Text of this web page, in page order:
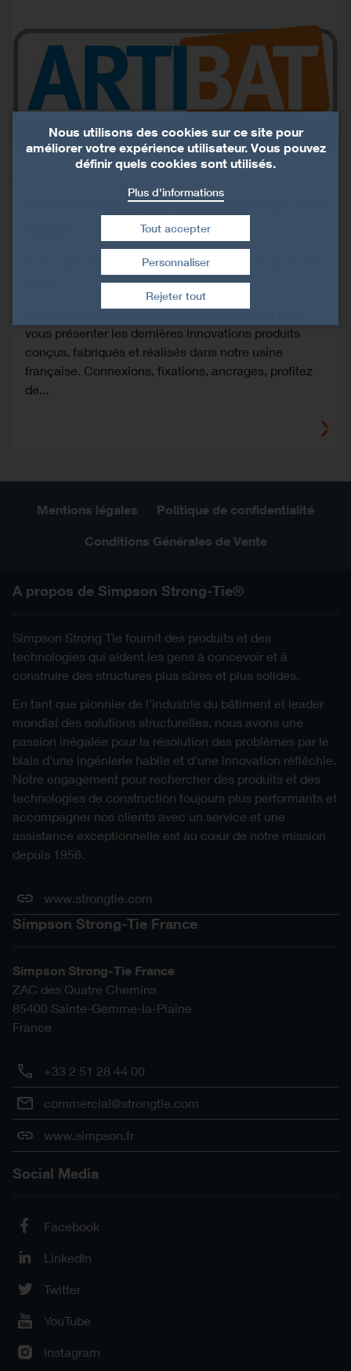
22. Oct 2025 HAEC 08:00-24. Oct 2025 HAEC 18:00
Parc Expo Rennes Aéroport, La Haie Gautrais, 35170
vous présenter les dernières innovations produits
conçus, fabriqués et réalisés dans notre usine
française. Connexions, fixations, ancrages, profitez
de...
Mentions légales Politique de confidentialité
Conditions Générales de Vente
A propos de Simpson Strong-Tie®
Simpson Strong Tie fournit des produits et des
technologies qui aident les gens à concevoir et à
construire des structures plus sûres et plus solides.
En tant que pionnier de l'industrie du bâtiment et leader
mondial des solutions structurelles, nous avons une
passion inégalée pour la résolution des problèmes par le
biais d'une ingénierie habile et d'une innovation réfléchie.
Notre engagement pour rechercher des produits et des
technologies de construction toujours plus performants et
accompagner nos clients avec un service et une
assistance exceptionnelle est au cœur de notre mission
depuis 1956.
www.strongtie.com
Simpson Strong-Tie France
Simpson Strong-Tie France
ZAC des Quatre Chemins
85400 Sainte-Gemme-la-Plaine
France
+33 2 51 28 44 00
commercial@strongtie.com
www.simpson.fr
Social Media
Facebook
LinkedIn
Twitter
YouTube
Instagram
Nous utilisons des cookies sur ce site pour
améliorer votre expérience utilisateur. Vous pouvez
définir quels cookies sont utilisés.
Plus d'informations
Rejeter tout
Tout accepter
Retirer le consentement
Personnaliser